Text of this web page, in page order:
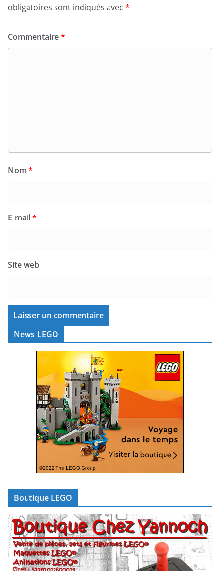
obligatoires sont indiqués avec *
Commentaire*
Nom *
E-mail*
Site web
News LEGO
Boutique LEGO